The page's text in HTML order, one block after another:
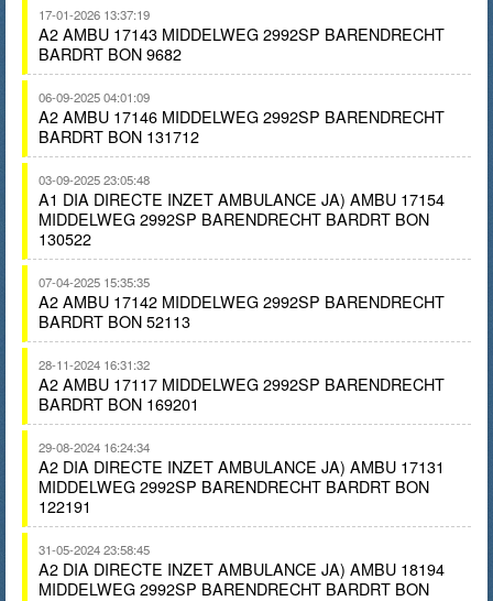
17-01-2026 13:37:19
A2 AMBU 17143 MIDDELWEG 2992SP BARENDRECHT
BARDRT BON 9682
06-09-2025 04:01:09
A2 AMBU 17146 MIDDELWEG 2992SP BARENDRECHT
BARDRT BON 131712
03-09-2025 23:05:48
A1 DIA DIRECTE INZET AMBULANCE JA) AMBU 17154
MIDDELWEG 2992SP BARENDRECHT BARDRT BON
130522
07-04-2025 15:35:35
A2 AMBU 17142 MIDDELWEG 2992SP BARENDRECHT
BARDRT BON 52113
28-11-2024 16:31:32
A2 AMBU 17117 MIDDELWEG 2992SP BARENDRECHT
BARDRT BON 169201
29-08-2024 16:24:34
A2 DIA DIRECTE INZET AMBULANCE JA) AMBU 17131
MIDDELWEG 2992SP BARENDRECHT BARDRT BON
122191
31-05-2024 23:58:45
A2 DIA DIRECTE INZET AMBULANCE JA) AMBU 18194
MIDDELWEG 2992SP BARENDRECHT BARDRT BON